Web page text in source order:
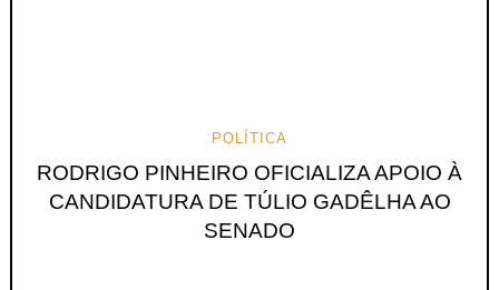
POLÍTICA
RODRIGO PINHEIRO OFICIALIZA APOIO À
CANDIDATURA DE TÚLIO GADÊLHA AO
SENADO